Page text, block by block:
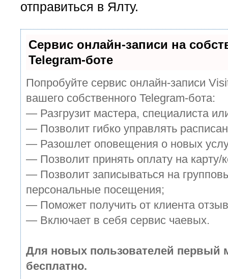
отправиться в Ялту.
Сервис онлайн-записи на
Telegram-боте
Попробуйте сервис онлайн-записи
вашего собственного Telegram-бота:
— Разгрузит мастера, специалиста
— Позволит гибко управлять
— Разошлет оповещения о новых
— Позволит принять оплату на карту/
— Позволит записываться на
персональные посещения;
— Поможет получить от клиента
— Включает в себя сервис чаевых.
Для новых пользователей первый
бесплатно.